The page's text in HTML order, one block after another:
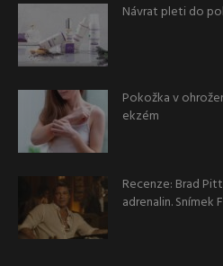
Návrat pleti do
Pokožka v
ekzém
Recenze: Brad
adrenalin. Snímek